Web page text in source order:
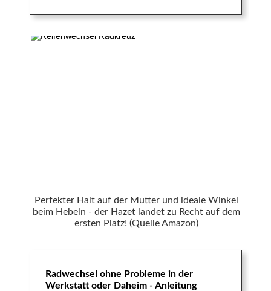
Perfekter Halt auf der Mutter und ideale Winkel
beim Hebeln - der Hazet landet zu Recht auf dem
ersten Platz! (Quelle Amazon)
Radwechsel ohne Probleme in der
Werkstatt oder Daheim - Anleitung